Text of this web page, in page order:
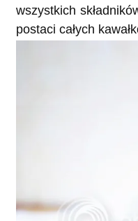
wszystkich
postaci całych